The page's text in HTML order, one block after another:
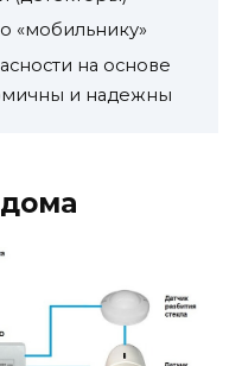
«мобильнику»
на основе
и надежны